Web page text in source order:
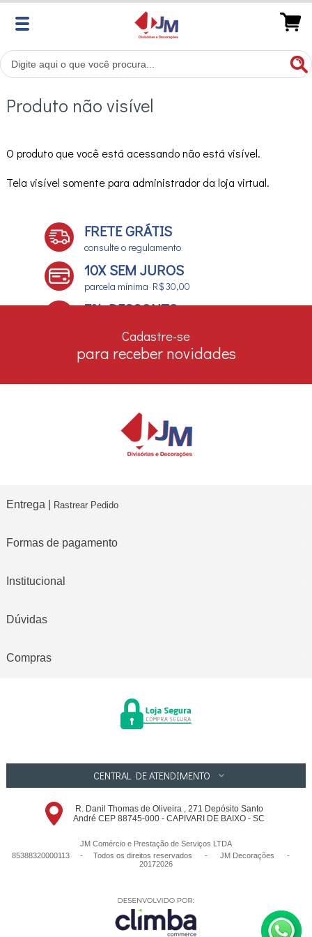
Produto não visível
O produto que você está acessando não está visível.
Tela visível somente para administrador da loja virtual.
FRETE GRÁTIS
consulte o regulamento
10X SEM JUROS
parcela mínima R$ 30,00
7% DESCONTO
Cadastre-se
para receber novidades
Entrega | Rastrear Pedido
Formas de pagamento
Institucional
Dúvidas
Compras
CENTRAL DE ATENDIMENTO
R. Danil Thomas de Oliveira , 271 Depósito Santo
André CEP 88745-000 - CAPIVARI DE BAIXO - SC
JM Comércio e Prestação de Serviços LTDA
85388320000113 - Todos os direitos reservados
- JM Decorações
-
20172026